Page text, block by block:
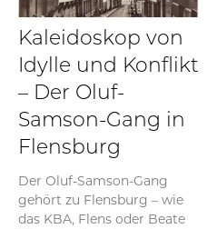
Kaleidoskop von
Idylle und Konflikt
– Der Oluf-
Samson-Gang in
Flensburg
Der Oluf-Samson-Gang
gehört zu Flensburg – wie
das KBA, Flens oder Beate